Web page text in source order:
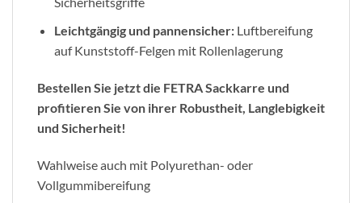
Leichtgängig und pannensicher:Luftbereifung
auf Kunststoff-Felgen mit Rollenlagerung
Bestellen Sie jetzt die FETRA Sackkarre und
profitieren Sie von ihrer Robustheit, Langlebigkeit
und Sicherheit!
Wahlweise auch mit Polyurethan- oder
Vollgummibereifung